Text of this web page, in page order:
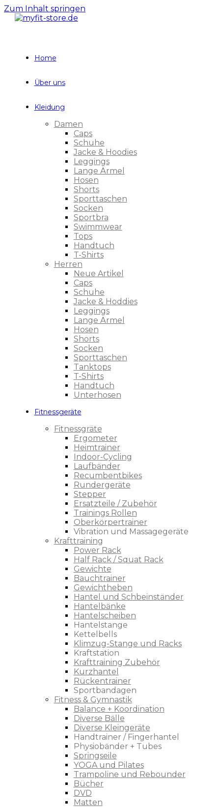
Zum Inhalt springen
Home
Über uns
Kleidung
Damen
Caps
Schuhe
Jacke & Hoodies
Leggings
Lange Ärmel
Hosen
Shorts
Sporttaschen
Socken
Sportbra
Swimmwear
Tops
Handtuch
T-Shirts
Herren
Neue Artikel
Caps
Schuhe
Jacke & Hoddies
Leggings
Lange Ärmel
Hosen
Shorts
Socken
Sporttaschen
Tanktops
T-Shirts
Handtuch
Unterhosen
Fitnessgeräte
Fitnessgräte
Ergometer
Heimtrainer
Indoor-Cycling
Laufbänder
Recumbentbikes
Rundergeräte
Stepper
Ersatzteile / Zubehör
Trainings Rollen
Oberkörpertrainer
Vibration und Massagegeräte
Krafttraining
Power Rack
Half Rack / Squat Rack
Gewichte
Bauchtrainer
Gewichtheben
Hantel und Schbeinständer
Hantelbänke
Hantelscheiben
Hantelstange
Kettelbells
Klimzug-Stange und Racks
Kraftstation
Krafttraining Zubehör
Kurzhantel
Rückentrainer
Sportbandagen
Fitness & Gymnastik
Balance + Koordination
Diverse Bälle
Diverse Kleingeräte
Handtrainer / Fingerhantel
Physiobänder + Tubes
Springseile
YOGA und Pilates
Trampoline und Rebounder
Bücher
DVD
Matten